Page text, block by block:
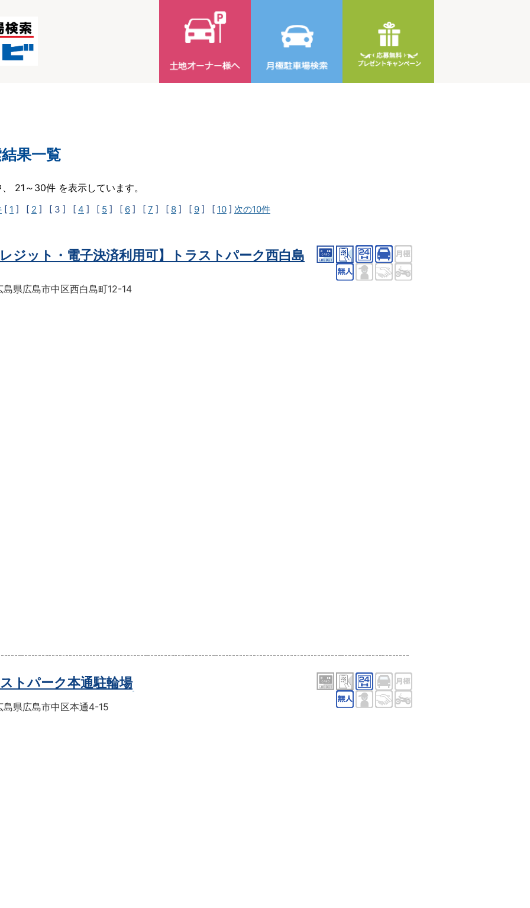
果一覧
21～30件 を表示しています。
[ 1 ] [ 2 ] [ 3 ] [ 4 ] [ 5 ] [ 6 ] [ 7 ] [ 8 ] [ 9 ] [ 10 ] 次の10件
レジット・電子決済利用可】トラストパーク西白島
島県広島市中区西白島町12-14
ストパーク本通駐輪場
島県広島市中区本通4-15